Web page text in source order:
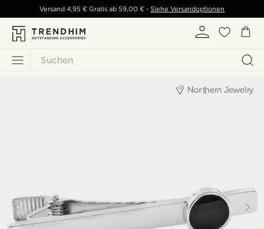
Suchen
Versand 4,95 € Gratis ab59,00 € - Siehe Versandoptionen